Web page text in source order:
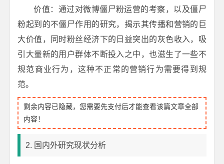
价值：通过对微博僵尸粉运营的考察，以及僵尸
粉起到的不僵尸作用的研究，揭示其传播和营销的巨
大价值，同时粉丝经济下的日益突出的灰色收入，吸
引大量新的用户群体不断投入之中，也滋生了一些不
规范商业行为，这种不正常的营销行为需要得到规
范。
剩余内容已隐藏，您需要先支付后才能查看该篇文章全部
内容！
2. 国内外研究现状分析